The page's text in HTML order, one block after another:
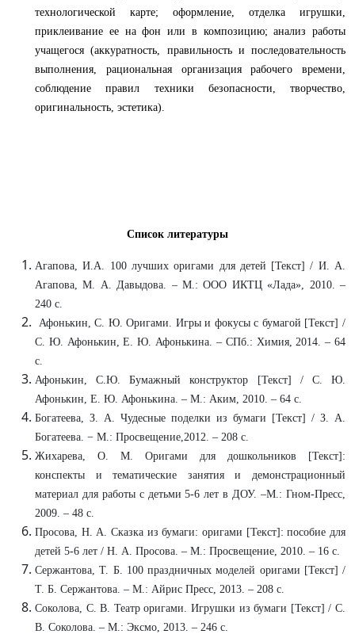
технологической карте; оформление, отделка игрушки,
приклеивание ее на фон или в композицию; анализ работы
учащегося (аккуратность, правильность и последовательность
выполнения, рациональная организация рабочего времени,
соблюдение правил техники безопасности, творчество,
оригинальность, эстетика).
Список литературы
Агапова, И.А. 100 лучших оригами для детей [Текст] / И. А.
Агапова, М. А. Давыдова. – М.: ООО ИКТЦ «Лада», 2010. –
240 с.
Афонькин, С. Ю. Оригами. Игры и фокусы с бумагой [Текст] /
С. Ю. Афонькин, Е. Ю. Афонькина. – СПб.: Химия, 2014. – 64
с.
Афонькин, С.Ю. Бумажный конструктор [Текст] / С. Ю.
Афонькин, Е. Ю. Афонькина. – М.: Аким, 2010. – 64 с.
Богатеева, З. А. Чудесные поделки из бумаги [Текст] / З. А.
Богатеева. − М.: Просвещение,2012. – 208 с.
Жихарева, О. М. Оригами для дошкольников [Текст]:
конспекты и тематические занятия и демонстрационный
материал для работы с детьми 5-6 лет в ДОУ. –М.: Гном-Пресс,
2009. – 48 с.
Просова, Н. А. Сказка из бумаги: оригами [Текст]: пособие для
детей 5-6 лет / Н. А. Просова. – М.: Просвещение, 2010. – 16 с.
Сержантова, Т. Б. 100 праздничных моделей оригами [Текст] /
Т. Б. Сержантова. – М.: Айрис Пресс, 2013. – 208 с.
Соколова, С. В. Театр оригами. Игрушки из бумаги [Текст] / С.
В. Соколова. – М.: Эксмо, 2013. – 246 с.